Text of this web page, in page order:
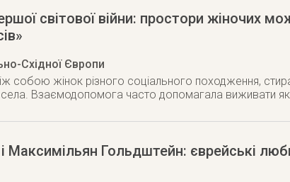
світової війни: простори жіночих
Східної Європи
собою жінок різного соціального походження,
села. Взаємодопомога часто допомагала виживати як
Максимільян Гольдштейн: єврейські